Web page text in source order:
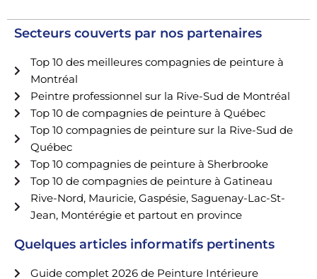
Secteurs couverts par nos partenaires
Top 10 des meilleures compagnies de peinture à
Montréal
Peintre professionnel sur la Rive-Sud de Montréal
Top 10 de compagnies de peinture à Québec
Top 10 compagnies de peinture sur la Rive-Sud de
Québec
Top 10 compagnies de peinture à Sherbrooke
Top 10 de compagnies de peinture à Gatineau
Rive-Nord, Mauricie, Gaspésie, Saguenay-Lac-St-
Jean, Montérégie et partout en province
Quelques articles informatifs pertinents
Guide complet 2026 de Peinture Intérieure